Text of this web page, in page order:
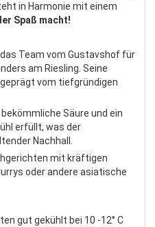
in Harmonie mit einem
Spaß macht!
Team vom Gustavshof für
am Riesling. Seine
vom tiefgründigen
Säure und ein
erfüllt, was der
Nachhall.
mit kräftigen
oder andere asiatische
gut gekühlt bei 10 -12° C